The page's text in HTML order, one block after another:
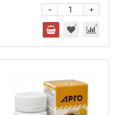
+
-